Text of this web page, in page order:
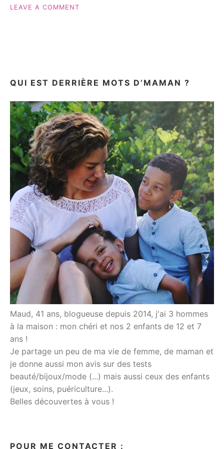
LEAVE A COMMENT
GRÜND
QUI EST DERRIÈRE MOTS D’MAMAN ?
Maud, 41 ans, blogueuse depuis 2014, j'ai 3 hommes
à la maison : mon chéri et nos 2 enfants de 12 et 7
ans !
Je partage un peu de ma vie de femme, de maman et
je donne aussi mon avis sur des tests
beauté/bijoux/mode (...) mais aussi ceux des enfants
(jeux, soins, puériculture...).
Belles découvertes à vous !
POUR ME CONTACTER :